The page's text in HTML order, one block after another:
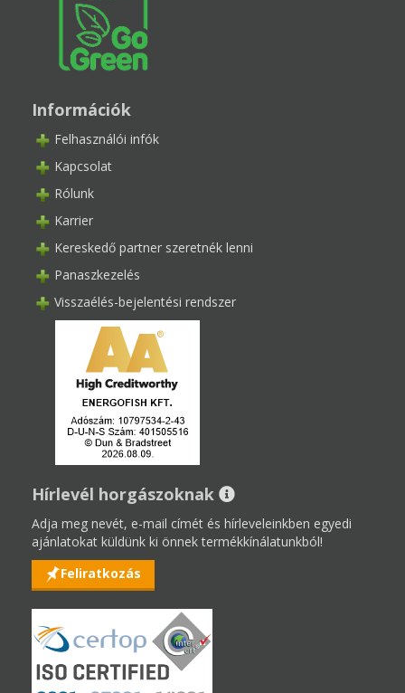
Információk
Felhasználói infók
Kapcsolat
Rólunk
Karrier
Kereskedő partner szeretnék lenni
Panaszkezelés
Visszaélés-bejelentési rendszer
Hírlevél horgászoknak
Adja meg nevét, e-mail címét és hírleveleinkben egyedi
ajánlatokat küldünk ki önnek termékkínálatunkból!
Feliratkozás